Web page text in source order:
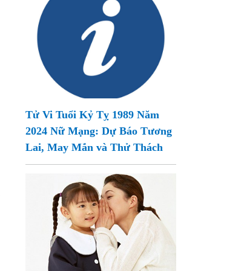
Tử Vi Tuổi Kỷ Tỵ 1989 Năm
2024 Nữ Mạng: Dự Báo Tương
Lai, May Mắn và Thử Thách